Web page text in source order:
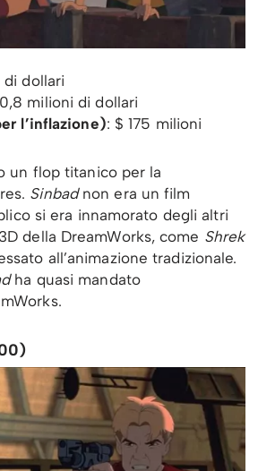
dollari
milioni di dollari
l’inflazione): $ 175 milioni
un flop titanico per la
Sinbad non era un film
si era innamorato degli altri
della DreamWorks, come Shrek
all’animazione tradizionale.
ha quasi mandato